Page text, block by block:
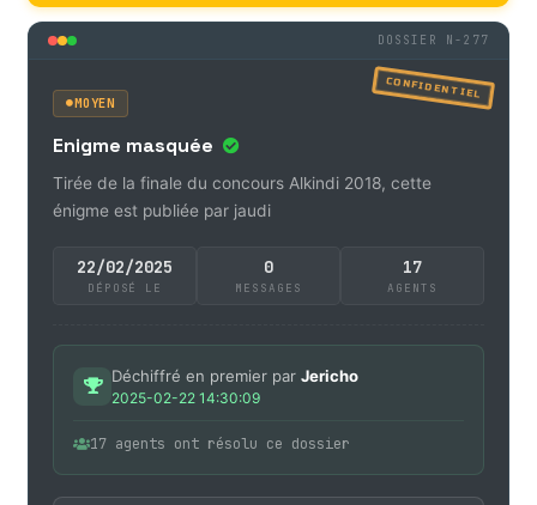
DOSSIER N-277
CONFIDENTIEL
MOYEN
Enigme masquée
Tirée de la finale du concours Alkindi 2018, cette
énigme est publiée par jaudi
22/02/2025
DÉPOSÉ LE
0
MESSAGES
17
AGENTS
Déchiffré en premier par Jericho
2025-02-22 14:30:09
17 agents ont résolu ce dossier